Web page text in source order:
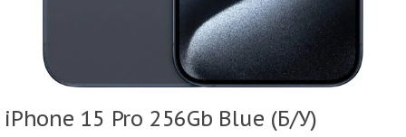
iPhone 15 Pro 256Gb Blue (Б/У)